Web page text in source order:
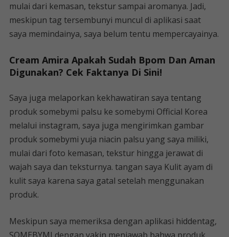
mulai dari kemasan, tekstur sampai aromanya. Jadi,
meskipun tag tersembunyi muncul di aplikasi saat
saya memindainya, saya belum tentu mempercayainya.
Cream Amira Apakah Sudah Bpom Dan Aman
Digunakan? Cek Faktanya Di Sini!
Saya juga melaporkan kekhawatiran saya tentang
produk somebymi palsu ke somebymi Official Korea
melalui instagram, saya juga mengirimkan gambar
produk somebymi yuja niacin palsu yang saya miliki,
mulai dari foto kemasan, tekstur hingga jerawat di
wajah saya dan teksturnya. tangan saya Kulit ayam di
kulit saya karena saya gatal setelah menggunakan
produk.
Meskipun saya memeriksa dengan aplikasi hiddentag,